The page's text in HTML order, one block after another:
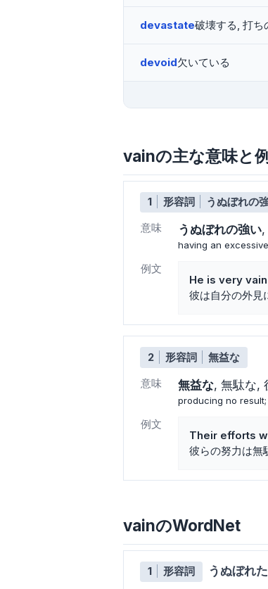
devastate破壊する, 打ち
devoid欠いている
vainの主な意味と
1 形容詞
うぬぼれの
意味
うぬぼれの強い
having an
例文
He is very
彼は自分の外見
2 形容詞
無益な
意味
無益な 無駄な
producing no
例文
Their efforts
彼らの努力は無
vainのWordNet
1 形容詞 うぬぼれた